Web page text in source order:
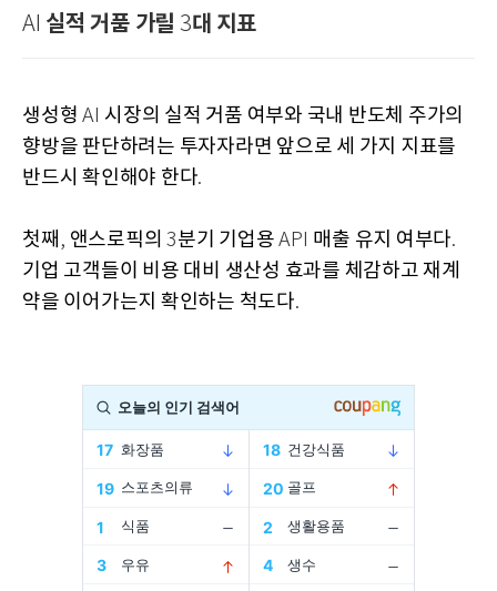
AI 실적 거품 가릴 3대 지표
생성형 AI 시장의 실적 거품 여부와 국내 반도체 주가의
향방을 판단하려는 투자자라면 앞으로 세 가지 지표를
반드시 확인해야 한다.
첫째 , 앤스로픽의 3분기 기업용API 매출 유지 여부다.
기업 고객들이 비용 대비 생산성 효과를 체감하고 재계
약을 이어가는지 확인하는 척도다.